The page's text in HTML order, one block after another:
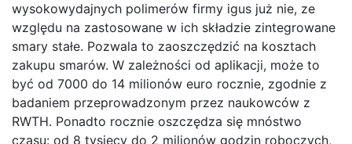
wysokowydajnych polimerów firmy igus już nie, ze
względu na zastosowane w ich składzie zintegrowane
smary stałe. Pozwala to zaoszczędzić na kosztach
zakupu smarów. W zależności od aplikacji, może to
być od 7000 do 14 milionów euro rocznie, zgodnie z
badaniem przeprowadzonym przez naukowców z
RWTH. Ponadto rocznie oszczędza się mnóstwo
czasu: od 8 tysięcy do 2 milionów godzin roboczych,